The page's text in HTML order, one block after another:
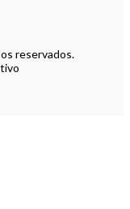
reservados.